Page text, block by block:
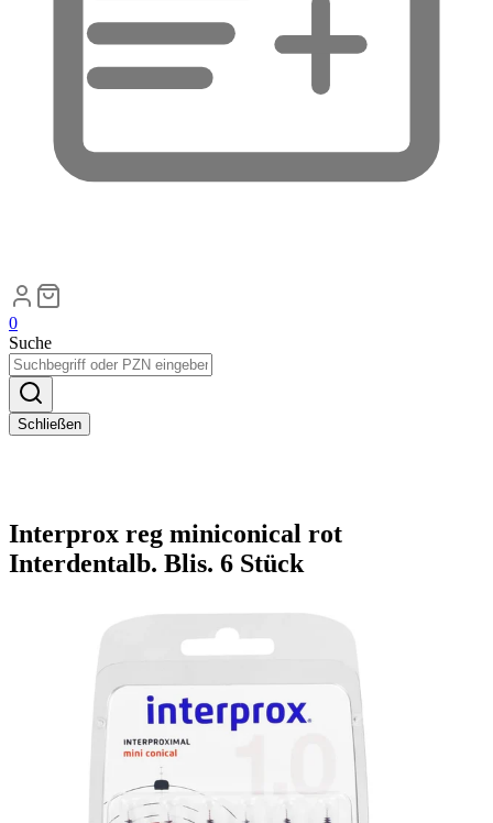
0
Suche
Schließen
Interprox reg miniconical rot
Interdentalb. Blis. 6 Stück